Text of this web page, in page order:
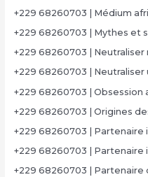
+229 68260703 | Médium
+229 68260703 | Mythes et
+229 68260703 | Neutraliser
+229 68260703 |
+229 68260703 | Obsession
+229 68260703 | Origines
+229 68260703 | Partenaire
+229 68260703 | Partenaire
+229 68260703 | Partenaire